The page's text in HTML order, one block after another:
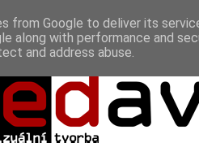
from Google to deliver its
along with performance and
and address abuse.